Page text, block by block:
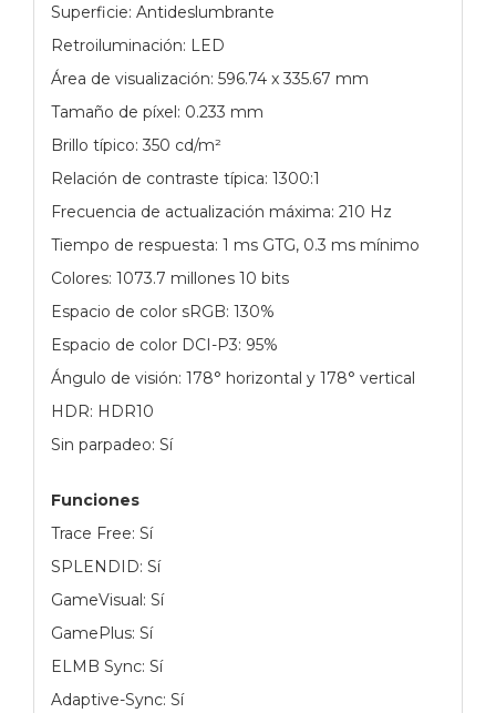
Superficie: Antideslumbrante
Retroiluminación: LED
Área de visualización: 596.74 x 335.67 mm
Tamaño de píxel: 0.233 mm
Brillo típico: 350 cd/m²
Relación de contraste típica: 1300:1
Frecuencia de actualización máxima: 210 Hz
Tiempo de respuesta: 1 ms GTG, 0.3 ms mínimo
Colores: 1073.7 millones 10 bits
Espacio de color sRGB: 130%
Espacio de color DCI-P3: 95%
Ángulo de visión: 178° horizontal y 178° vertical
HDR: HDR10
Sin parpadeo: Sí
Funciones
Trace Free: Sí
SPLENDID: Sí
GameVisual: Sí
GamePlus: Sí
ELMB Sync: Sí
Adaptive-Sync: Sí